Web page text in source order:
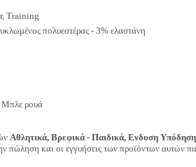
Training
πολυεστέρας - 3% ελαστάνη
ρουά
Αθλητικά, Βρεφικά - Παιδικά, Ενδυση Υπόδηση
πώληση και οι εγγυήσεις των προϊόντων αυτών